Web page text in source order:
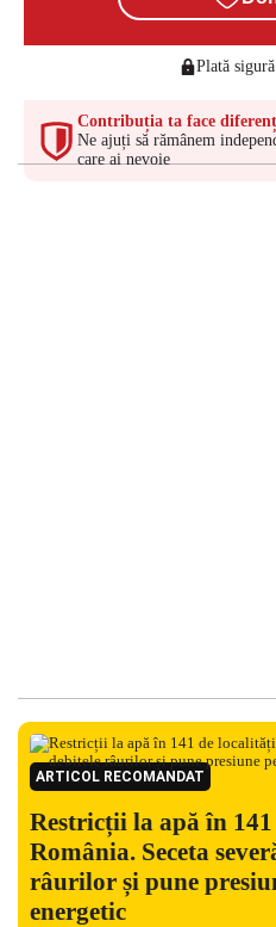
Plată
Contribuția ta face
Ne ajuți să rămânem
care ai nevoie
ARTICOL RECOMANDAT
Restricții la apă în
România. Seceta
râurilor și pune
energetic